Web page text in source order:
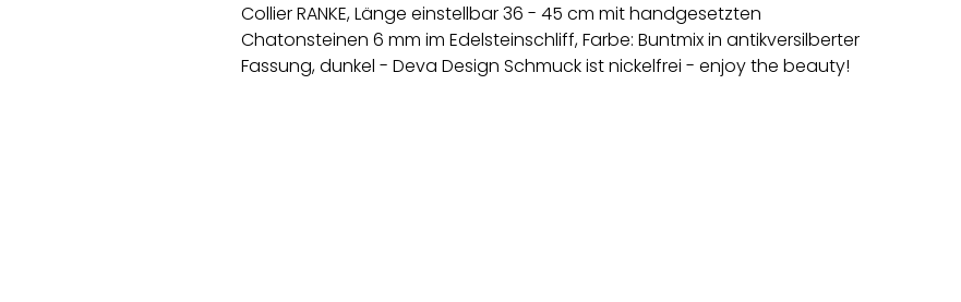
Collier RANKE, Länge einstellbar 36 - 45 cm mit handgesetzten
Chatonsteinen 6 mm im Edelsteinschliff, Farbe: Buntmix in antikversilberter
Fassung, dunkel - Deva Design Schmuck ist nickelfrei - enjoy the beauty!